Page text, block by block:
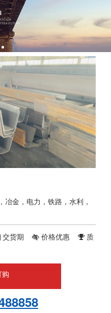
冶金，电力，铁路，水利，
交货期 价格优惠
质